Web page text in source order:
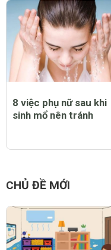
8 việc phụ nữ sau khi
sinh mổ nên tránh
CHỦ ĐỀ MỚI